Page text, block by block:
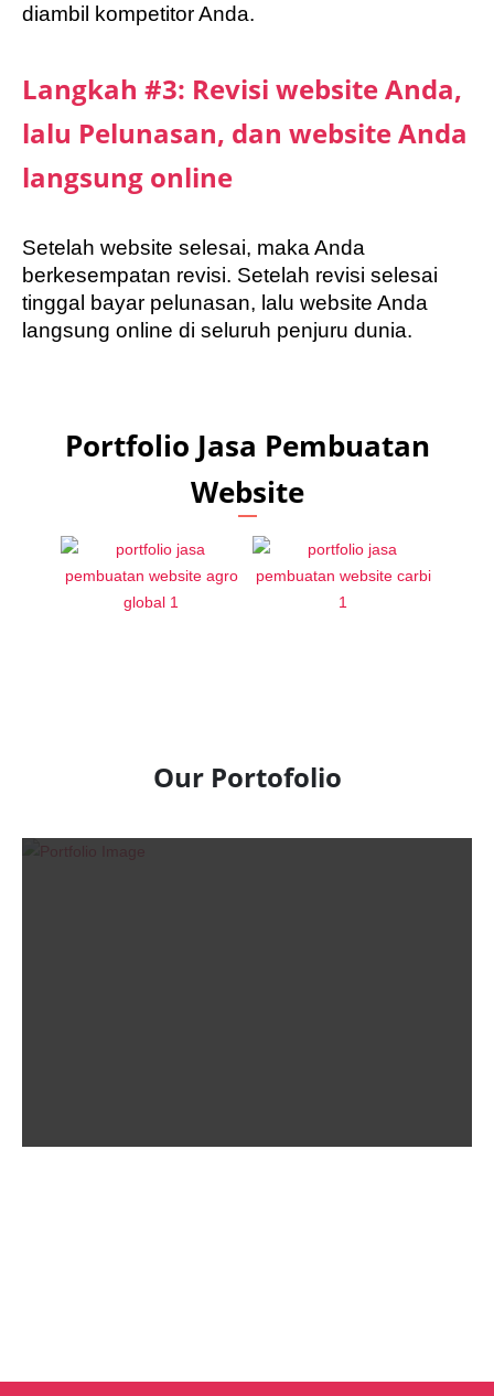
diambil kompetitor Anda.
Langkah #3: Revisi website Anda,
lalu Pelunasan, dan website Anda
langsung online
Setelah website selesai, maka Anda
berkesempatan revisi. Setelah revisi selesai
tinggal bayar pelunasan, lalu website Anda
langsung online di seluruh penjuru dunia.
Portfolio Jasa Pembuatan
Website
Our Portofolio